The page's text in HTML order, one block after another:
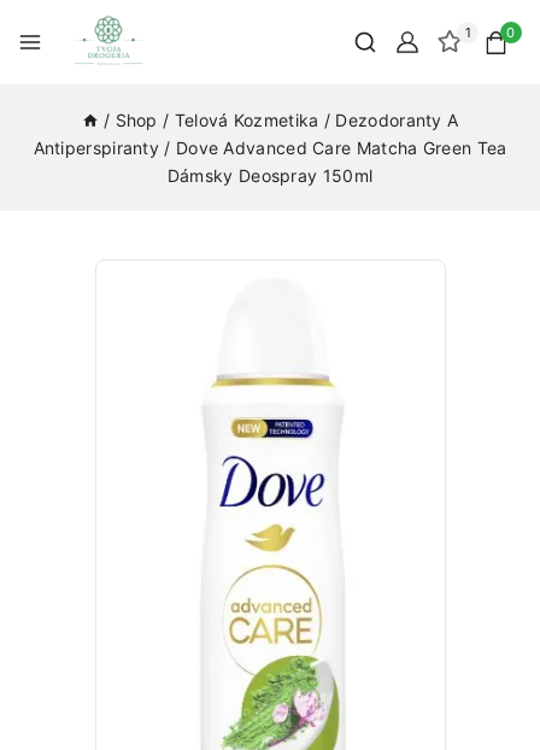
1 0
/ Shop / Telová Kozmetika / Dezodoranty A
Antiperspiranty / Dove Advanced Care Matcha Green Tea
Dámsky Deospray 150ml